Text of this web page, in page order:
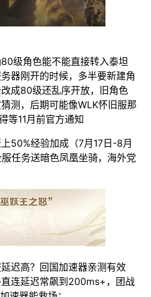
级角色能不能直接转入泰坦
器刚开的时候，多半要新建角
成80级还乱序开放，旧角色
测，后期可能像WLK怀旧服那
等11月前官方通知
50%经验加成​（7月17日-8月
任务送暗色凤凰坐骑，海外党
迟高？回国加速器亲测有效
连延迟常飙到200ms+，团战